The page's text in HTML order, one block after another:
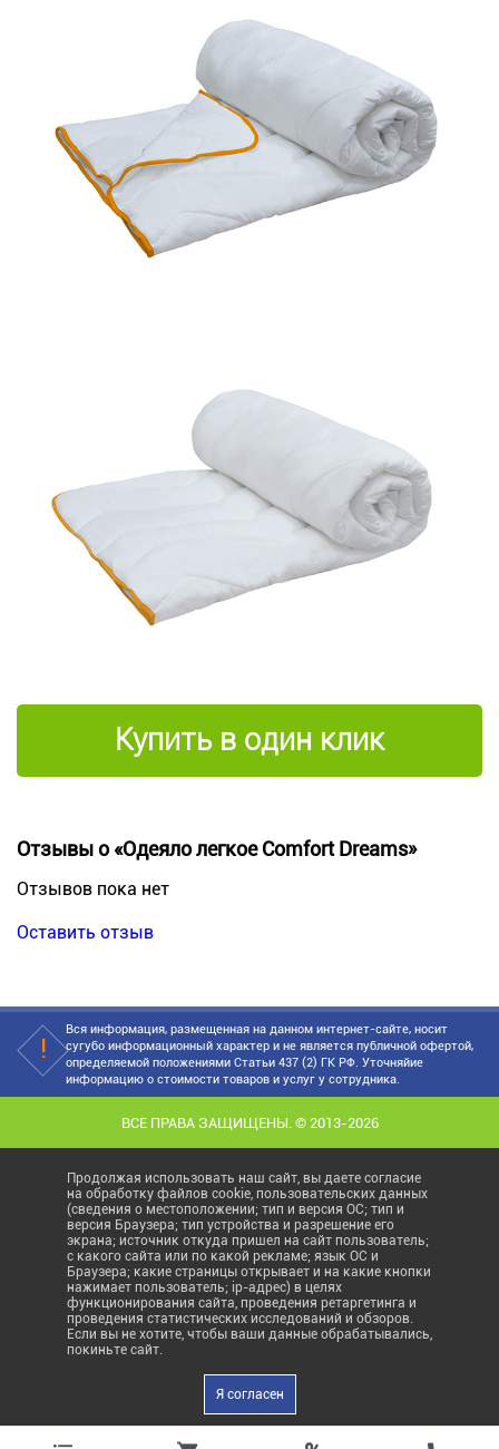
Купить в один клик
Отзывы о «Одеяло легкое Comfort Dreams»
Отзывов пока нет
Оставить отзыв
Вся информация, размещенная на данном интернет-сайте, носит
сугубо информационный характер и не является публичной офертой,
определяемой положениями Статьи 437 (2) ГК РФ. Уточняйие
информацию о стоимости товаров и услуг у сотрудника.
ВСЕ ПРАВА ЗАЩИЩЕНЫ. © 2013-2026
Продолжая использовать наш сайт, вы даете согласие
на обработку файлов cookie, пользовательских данных
(сведения о местоположении; тип и версия ОС; тип и
версия Браузера; тип устройства и разрешение его
экрана; источник откуда пришел на сайт пользователь;
с какого сайта или по какой рекламе; язык ОС и
Браузера; какие страницы открывает и на какие кнопки
нажимает пользователь; ip-адрес) в целях
функционирования сайта, проведения ретаргетинга и
проведения статистических исследований и обзоров.
Если вы не хотите, чтобы ваши данные обрабатывались,
покиньте сайт.
Я согласен